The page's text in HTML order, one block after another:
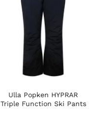
Ulla Popken HYPRAR
Triple Function Ski Pants